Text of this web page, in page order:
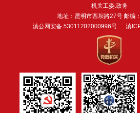
机关工委.政务
地址：昆明市西坝路27号 邮编
滇公网安备 53011202000996号
滇